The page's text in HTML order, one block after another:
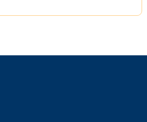
Officinalis).
khỏi các tác động của môi